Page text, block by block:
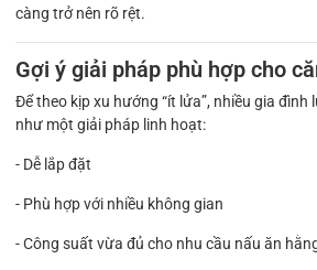
càng trở nên rõ rệt.
Gợi ý giải pháp phù hợp cho
Để theo kịp xu hướng “ít lửa”, nhiều gia đình
như một giải pháp linh hoạt:
- Dễ lắp đặt
- Phù hợp với nhiều không gian
- Công suất vừa đủ cho nhu cầu nấu ăn